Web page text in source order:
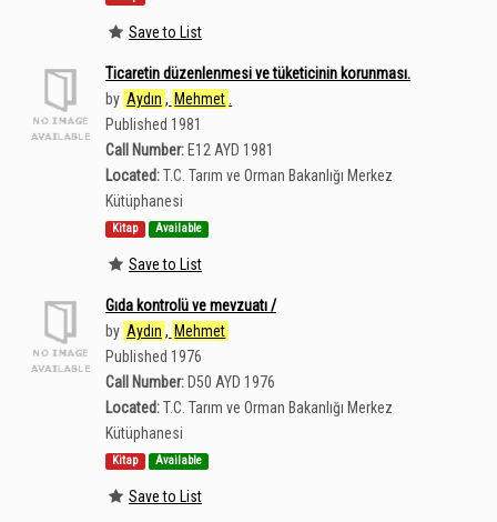
Save to List
Ticaretin düzenlenmesi ve tüketicinin korunması.
by Aydın , Mehmet
Published 1981
Call Number: E12 AYD 1981
Located:T.C. Tarım ve Orman Bakanlığı Merkez
Kütüphanesi
Kitap Available
Save to List
Gıda kontrolü ve mevzuatı /
by Aydın , Mehmet
Published 1976
Call Number: D50 AYD 1976
Located:T.C. Tarım ve Orman Bakanlığı Merkez
Kütüphanesi
Kitap Available
Save to List